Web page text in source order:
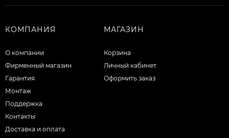
КОМПАНИЯ
О компании
Фирменный магазин
Гарантия
Монтаж
Поддержка
Контакты
Доставка и оплата
МАГАЗИН
Корзина
Личный кабинет
Оформить заказ